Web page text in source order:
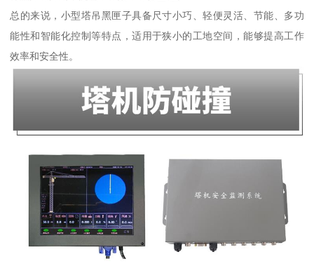
总的来说，小型塔吊黑匣子具备尺寸小巧、轻便灵活、节能、多功
能性和智能化控制等特点，适用于狭小的工地空间，能够提高工作
效率和安全性。